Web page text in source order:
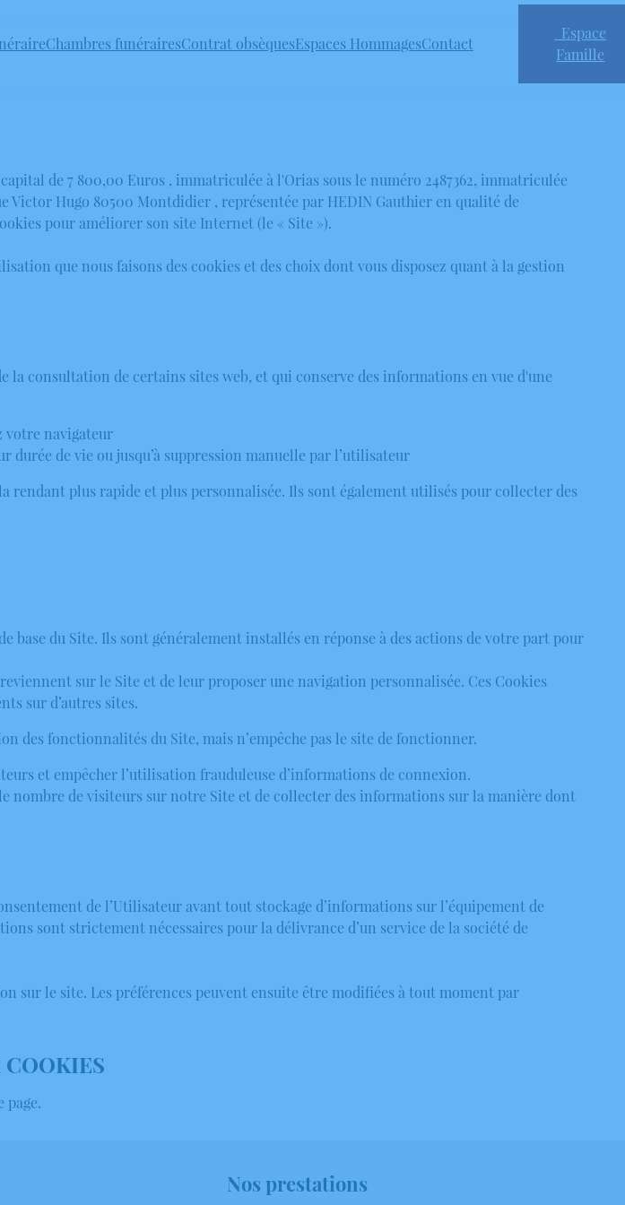
Chambres funérairesContrat obsèquesEspaces HommagesContact
Espace
Famille
de 7 800,00 Euros , immatriculée à l'Orias sous le numéro 2487362, immatriculée
Victor Hugo 80500 Montdidier , représentée par HEDIN Gauthier en qualité de
pour améliorer son site Internet (le « Site »).
que nous faisons des cookies et des choix dont vous disposez quant à la gestion
consultation de certains sites web, et qui conserve des informations en vue d'une
votre navigateur
de vie ou jusqu’à suppression manuelle par l’utilisateur
plus rapide et plus personnalisée. Ils sont également utilisés pour collecter des
base du Site. Ils sont généralement installés en réponse à des actions de votre part pour
sur le Site et de leur proposer une navigation personnalisée. Ces Cookies
sur d’autres sites.
des fonctionnalités du Site, mais n’empêche pas le site de fonctionner.
et empêcher l’utilisation frauduleuse d’informations de connexion.
nombre de visiteurs sur notre Site et de collecter des informations sur la manière dont
de l’Utilisateur avant tout stockage d’informations sur l’équipement de
sont strictement nécessaires pour la délivrance d’un service de la société de
sur le site. Les préférences peuvent ensuite être modifiées à tout moment par
page.
Nos prestations